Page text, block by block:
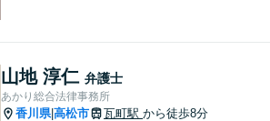
事件・交通事故・不動産問題
など幅広く対応。即日対応も
可能。まずはお気軽にご相談
山地 淳仁 弁護士
あかり総合法律事務所
香川県|高松市 瓦町駅 から徒歩8分